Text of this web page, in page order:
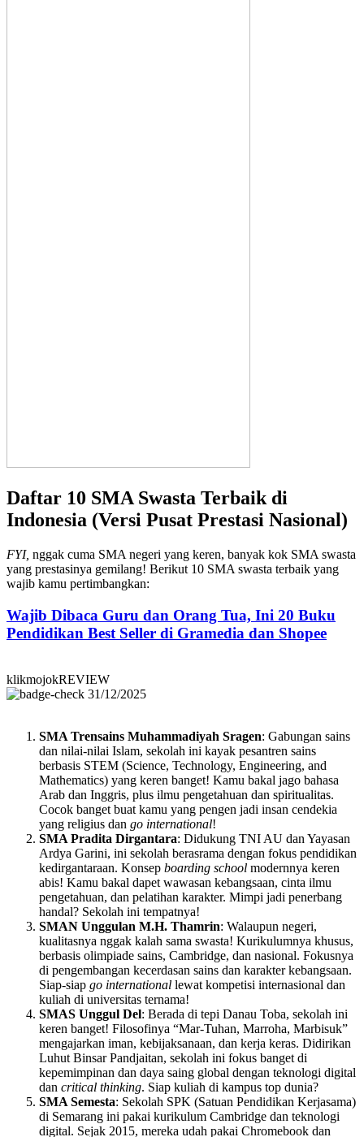
Daftar 10 SMA Swasta Terbaik di
Indonesia (Versi Pusat Prestasi Nasional)
FYI, nggak cuma SMA negeri yang keren, banyak kok SMA swasta
yang prestasinya gemilang! Berikut 10 SMA swasta terbaik yang
wajib kamu pertimbangkan:
Wajib Dibaca Guru dan Orang Tua, Ini 20 Buku
Pendidikan Best Seller di Gramedia dan Shopee
klikmojokREVIEW
31/12/2025
SMA Trensains Muhammadiyah Sragen: Gabungan sains
dan nilai-nilai Islam, sekolah ini kayak pesantren sains
berbasis STEM (Science, Technology, Engineering, and
Mathematics) yang keren banget! Kamu bakal jago bahasa
Arab dan Inggris, plus ilmu pengetahuan dan spiritualitas.
Cocok banget buat kamu yang pengen jadi insan cendekia
yang religius dan go international!
SMA Pradita Dirgantara: Didukung TNI AU dan Yayasan
Ardya Garini, ini sekolah berasrama dengan fokus pendidikan
kedirgantaraan. Konsep boarding school modernnya keren
abis! Kamu bakal dapet wawasan kebangsaan, cinta ilmu
pengetahuan, dan pelatihan karakter. Mimpi jadi penerbang
handal? Sekolah ini tempatnya!
SMAN Unggulan M.H. Thamrin: Walaupun negeri,
kualitasnya nggak kalah sama swasta! Kurikulumnya khusus,
berbasis olimpiade sains, Cambridge, dan nasional. Fokusnya
di pengembangan kecerdasan sains dan karakter kebangsaan.
Siap-siap go international lewat kompetisi internasional dan
kuliah di universitas ternama!
SMAS Unggul Del: Berada di tepi Danau Toba, sekolah ini
keren banget! Filosofinya “Mar-Tuhan, Marroha, Marbisuk”
mengajarkan iman, kebijaksanaan, dan kerja keras. Didirikan
Luhut Binsar Pandjaitan, sekolah ini fokus banget di
kepemimpinan dan daya saing global dengan teknologi digital
dan critical thinking. Siap kuliah di kampus top dunia?
SMA Semesta: Sekolah SPK (Satuan Pendidikan Kerjasama)
di Semarang ini pakai kurikulum Cambridge dan teknologi
digital. Sejak 2015, mereka udah pakai Chromebook dan